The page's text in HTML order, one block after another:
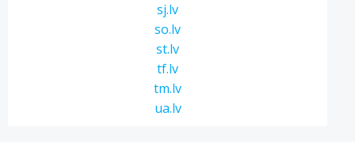
sj.lv
so.lv
st.lv
tf.lv
tm.lv
ua.lv